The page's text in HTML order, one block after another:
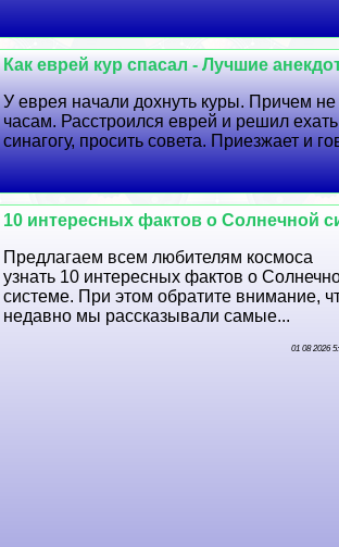
Как еврей кур спасал - Лучшие
У еврея начали дохнуть куры. Причем
часам. Расстроился еврей и решил
синагогу, просить совета. Приезжает и
10 интересных фактов о Солнечной
Предлагаем всем любителям космоса
узнать 10 интересных фактов о
системе. При этом обратите внимание,
недавно мы рассказывали самые...
01 08 2026